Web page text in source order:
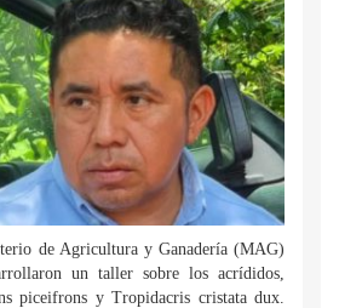
de Agricultura y Ganadería (MAG)
un taller sobre los acrídidos,
piceifrons y Tropidacris cristata dux.